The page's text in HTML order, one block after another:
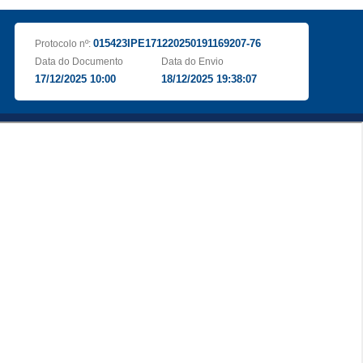
Protocolo nº: 015423IPE171220250191169207-76
Data do Documento
17/12/2025 10:00
Data do Envio
18/12/2025 19:38:07